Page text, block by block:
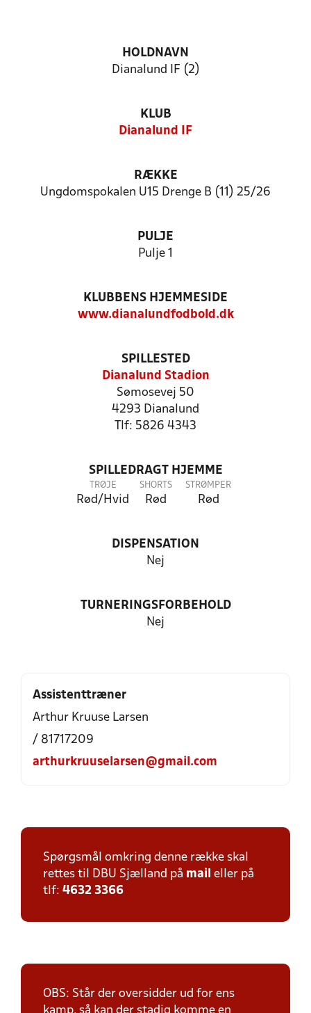
HOLDNAVN
Dianalund IF (2)
KLUB
Dianalund IF
RÆKKE
Ungdomspokalen U15 Drenge B (11) 25/26
PULJE
Pulje 1
KLUBBENS HJEMMESIDE
www.dianalundfodbold.dk
SPILLESTED
Dianalund Stadion
Sømosevej 50
4293 Dianalund
Tlf: 5826 4343
SPILLEDRAGT HJEMME
TRØJE
Rød/Hvid
SHORTS
Rød
STRØMPER
Rød
DISPENSATION
Nej
TURNERINGSFORBEHOLD
Nej
Assistenttræner
Arthur Kruuse Larsen
/ 81717209
arthurkruuselarsen@gmail.com
Spørgsmål omkring denne række skal
rettes til DBU Sjælland på mail eller på
tlf: 4632 3366
OBS: Står der oversidder ud for ens
kamp, så kan der stadig komme en